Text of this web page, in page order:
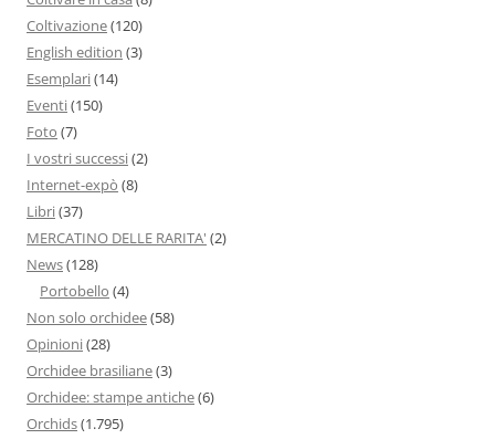
Coltivazione(120)
English edition (3)
Esemplari(14)
Eventi(150)
Foto (7)
I vostri successi(2)
Internet-expò (8)
Libri(37)
MERCATINO DELLE RARITA' (2)
News(128)
Portobello (4)
Non solo orchidee(58)
Opinioni(28)
Orchidee brasiliane(3)
Orchidee: stampe antiche(6)
Orchids(1.795)